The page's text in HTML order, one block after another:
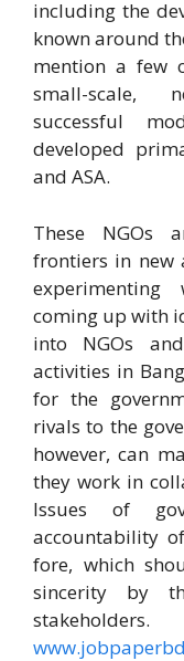
including the
known around
mention a few
small-scale,
successful
developed
and ASA.
These NGOs
frontiers in new
coming up with
into NGOs
activities in
for the
rivals to the
however, can
they work in
Issues of
accountability
fore, which
sincerity by